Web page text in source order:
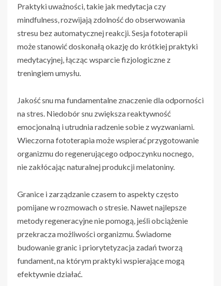
Praktyki uważności, takie jak medytacja czy
mindfulness, rozwijają zdolność do obserwowania
stresu bez automatycznej reakcji. Sesja fototerapii
może stanowić doskonałą okazję do krótkiej praktyki
medytacyjnej, łącząc wsparcie fizjologiczne z
treningiem umysłu.
Jakość snu ma fundamentalne znaczenie dla odporności
na stres. Niedobór snu zwiększa reaktywność
emocjonalną i utrudnia radzenie sobie z wyzwaniami.
Wieczorna fototerapia może wspierać przygotowanie
organizmu do regenerującego odpoczynku nocnego,
nie zakłócając naturalnej produkcji melatoniny.
Granice i zarządzanie czasem to aspekty często
pomijane w rozmowach o stresie. Nawet najlepsze
metody regeneracyjne nie pomogą, jeśli obciążenie
przekracza możliwości organizmu. Świadome
budowanie granic i priorytetyzacja zadań tworzą
fundament, na którym praktyki wspierające mogą
efektywnie działać.